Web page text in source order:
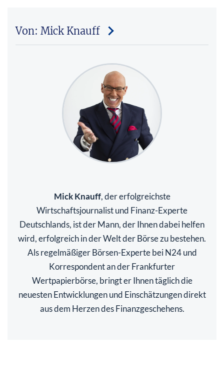
Von: Mick Knauff
Mick Knauff, der erfolgreichste
Wirtschaftsjournalist und Finanz-Experte
Deutschlands, ist der Mann, der Ihnen dabei helfen
wird, erfolgreich in der Welt der Börse zu bestehen.
Als regelmäßiger Börsen-Experte bei N24 und
Korrespondent an der Frankfurter
Wertpapierbörse, bringt er Ihnen täglich die
neuesten Entwicklungen und Einschätzungen direkt
aus dem Herzen des Finanzgeschehens.